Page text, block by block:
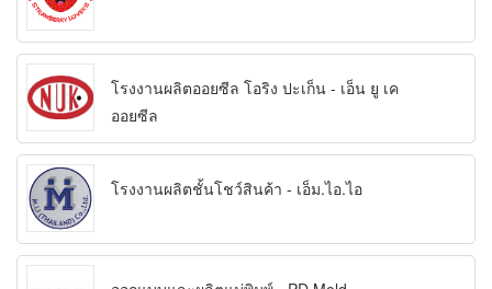
โรงงานผลิตออยซีล โอริง ปะเก็น - เอ็น ยู เค
ออยซีล
โรงงานผลิตชั้นโชว์สินค้า - เอ็ม.ไอ.ไอ